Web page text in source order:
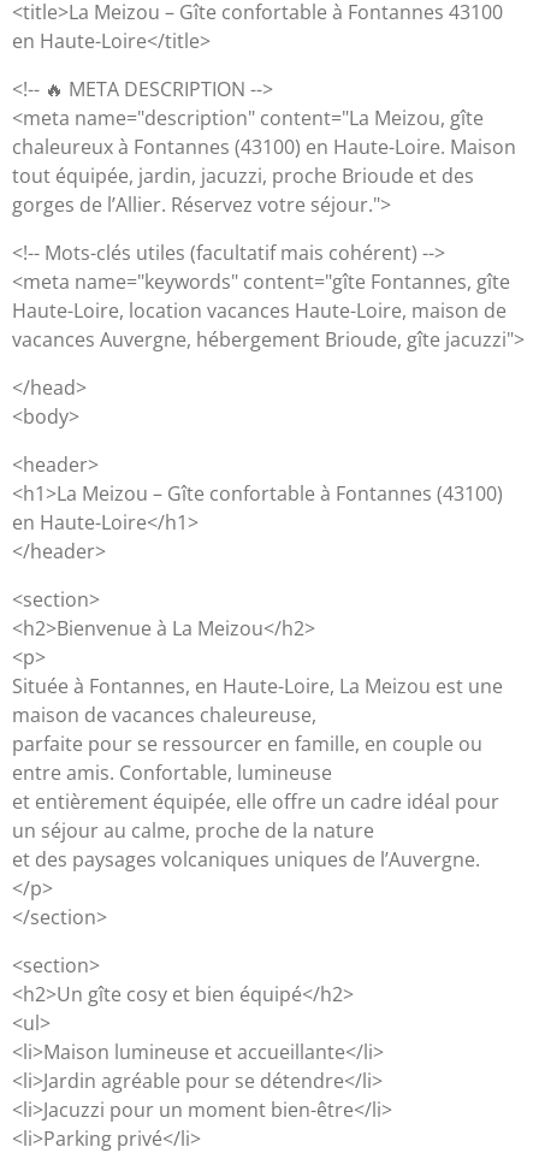
<title>La Meizou – Gîte confortable à Fontannes 43100
en Haute-Loire</title>
<!-- 🔥 META DESCRIPTION -->
<meta name="description" content="La Meizou, gîte
chaleureux à Fontannes (43100) en Haute-Loire. Maison
tout équipée, jardin, jacuzzi, proche Brioude et des
gorges de l’Allier. Réservez votre séjour.">
<!-- Mots-clés utiles (facultatif mais cohérent) -->
<meta name="keywords" content="gîte Fontannes, gîte
Haute-Loire, location vacances Haute-Loire, maison de
vacances Auvergne, hébergement Brioude, gîte jacuzzi">
</head>
<body>
<header>
<h1>La Meizou – Gîte confortable à Fontannes (43100)
en Haute-Loire</h1>
</header>
<section>
<h2>Bienvenue à La Meizou</h2>
<p>
Située à Fontannes, en Haute-Loire, La Meizou est une
maison de vacances chaleureuse,
parfaite pour se ressourcer en famille, en couple ou
entre amis. Confortable, lumineuse
et entièrement équipée, elle offre un cadre idéal pour
un séjour au calme, proche de la nature
et des paysages volcaniques uniques de l’Auvergne.
</p>
</section>
<section>
<h2>Un gîte cosy et bien équipé</h2>
<ul>
<li>Maison lumineuse et accueillante</li>
<li>Jardin agréable pour se détendre</li>
<li>Jacuzzi pour un moment bien-être</li>
<li>Parking privé</li>